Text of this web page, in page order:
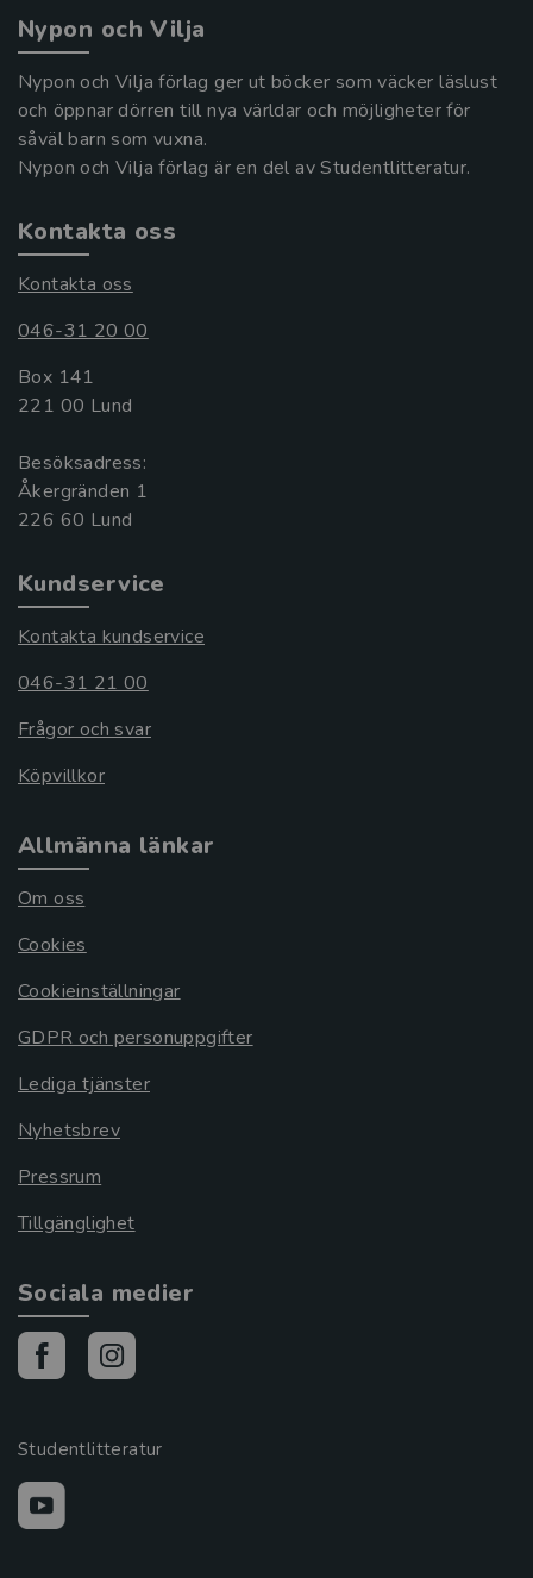
Nypon och Vilja
Nypon och Vilja förlag ger ut böcker som väcker läslust
och öppnar dörren till nya världar och möjligheter för
såväl barn som vuxna.
Nypon och Vilja förlag är en del av Studentlitteratur.
Kontakta oss
Kontakta oss
046-31 20 00
Box 141
221 00 Lund
Besöksadress:
Åkergränden 1
Kundservice
Kontakta kundservice
046-31 21 00
Frågor och svar
Köpvillkor
Allmänna länkar
Om oss
Cookies
Cookieinställningar
GDPR och personuppgifter
Lediga tjänster
Nyhetsbrev
Pressrum
Tillgänglighet
Sociala medier
Studentlitteratur